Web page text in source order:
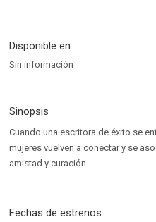
Disponible en...
Sin información
Sinopsis
Cuando una escritora de éxito se
mujeres vuelven a conectar y se
amistad y curación.
Fechas de estrenos